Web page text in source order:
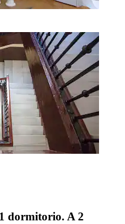
dormitorio. A 2